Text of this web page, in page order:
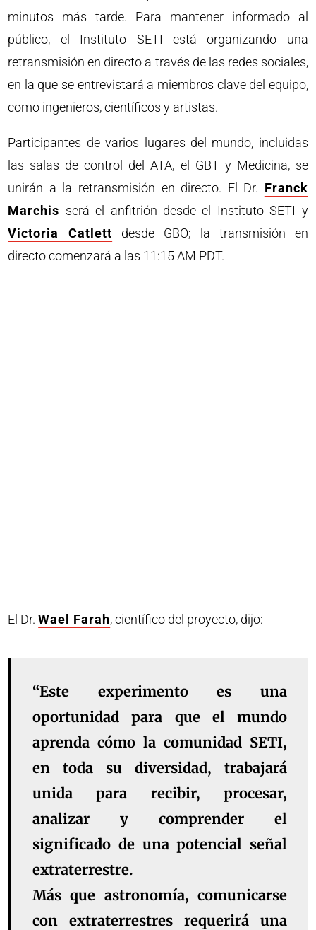
minutos más tarde. Para mantener informado al
público, el Instituto SETI está organizando una
retransmisión en directo a través de las redes sociales,
en la que se entrevistará a miembros clave del equipo,
como ingenieros, científicos y artistas.
Participantes de varios lugares del mundo, incluidas
las salas de control del ATA, el GBT y Medicina, se
unirán a la retransmisión en directo. El Dr. Franck
Marchis será el anfitrión desde el Instituto SETI y
Victoria Catlett desde GBO; la transmisión en
directo comenzará a las 11:15 AM PDT.
El Dr.Wael Farah, científico del proyecto, dijo:
“Este experimento es una
oportunidad para que el mundo
aprenda cómo la comunidad SETI,
en toda su diversidad, trabajará
unida para recibir, procesar,
analizar y comprender el
significado de una potencial señal
extraterrestre.
Más que astronomía, comunicarse
con extraterrestres requerirá una